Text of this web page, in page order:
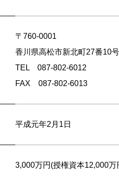
〒760-0001
香川県高松市新北町27番10号
TEL 087-802-6012
FAX 087-802-6013
平成元年2月1日
3,000万円(授権資本12,000万